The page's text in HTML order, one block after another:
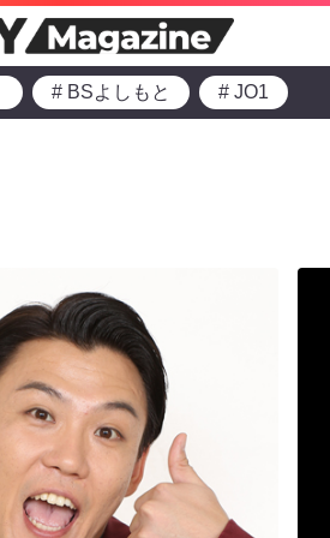
# BSよしもと # JO1